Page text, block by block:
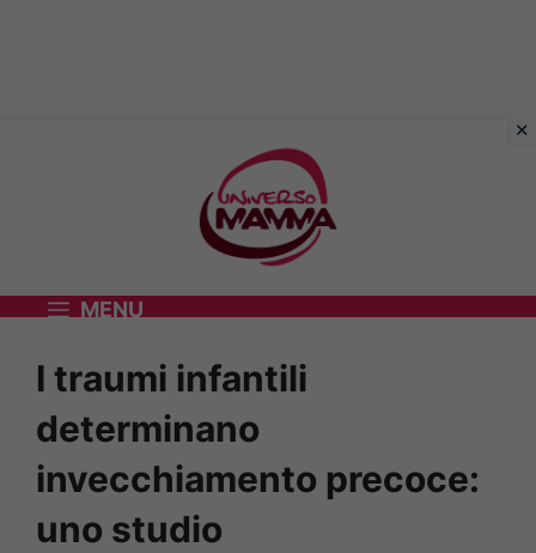
MENU
I traumi infantili
determinano
invecchiamento precoce:
uno studio